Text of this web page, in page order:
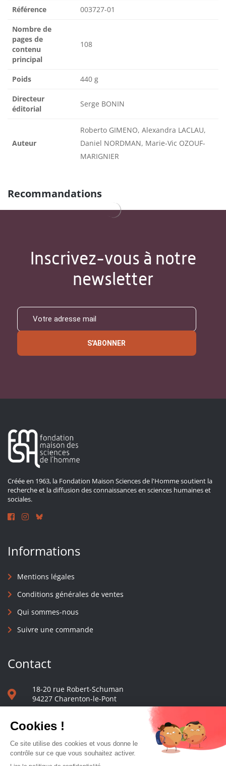
Référence 003727-01
Nombre de
pages de
contenu
principal
108
Poids 440 g
Directeur
éditorial
Serge BONIN
Auteur
Roberto GIMENO, Alexandra LACLAU,
Daniel NORDMAN, Marie-Vic OZOUF-
MARIGNIER
Recommandations
Inscrivez-vous à notre
newsletter
S'ABONNER
Créée en 1963, la Fondation Maison Sciences de l'Homme soutient la
recherche et la diffusion des connaissances en sciences humaines et
sociales.
Informations
Mentions légales
Conditions générales de ventes
Qui sommes-nous
Suivre une commande
Contact
18-20 rue Robert-Schuman
94227 Charenton-le-Pont